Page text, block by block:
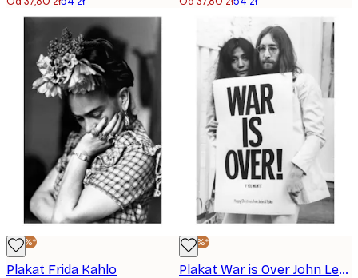
-30%*
Plakat Frida Kahlo
-30%*
Plakat War is Over John Lennon